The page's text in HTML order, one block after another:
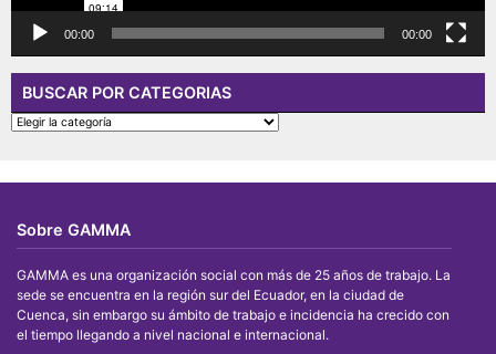
00:00 00:00
BUSCAR POR CATEGORIAS
BUSCAR
POR
Sobre GAMMA
GAMMA es una organización social con más de 25 años de trabajo. La
sede se encuentra en la región sur del Ecuador, en la ciudad de
Cuenca, sin embargo su ámbito de trabajo e incidencia ha crecido con
el tiempo llegando a nivel nacional e internacional.